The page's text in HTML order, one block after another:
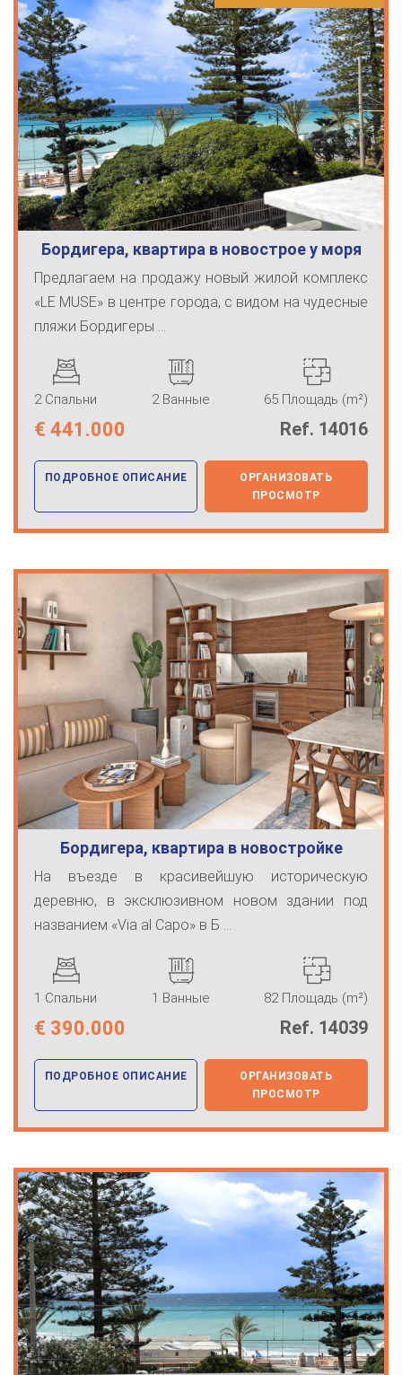
Бордигера, квартира в новострое у моря
Предлагаем на продажу новый жилой комплекс
«LE MUSE» в центре города, с видом на чудесные
пляжи Бордигеры ...
2 Спальни 2 Ванные 65 Площадь (m²)
€ 441.000 Ref. 14016
ПОДРОБНОЕ ОПИСАНИЕ
ОРГАНИЗОВАТЬ
ПРОСМОТР
Бордигера, квартира в новостройке
На въезде в красивейшую историческую
деревню, в эксклюзивном новом здании под
названием «Via al Capo» в Б ...
1 Спальни 1 Ванные 82 Площадь (m²)
€ 390.000 Ref. 14039
ПОДРОБНОЕ ОПИСАНИЕ
ОРГАНИЗОВАТЬ
ПРОСМОТР